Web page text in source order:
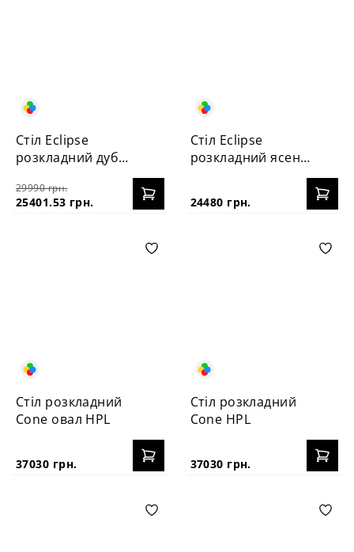
Стіл Eclipse
розкладний дуб
29990 грн.
25401.53 грн.
Стіл Eclipse
розкладний ясень
24480 грн.
Стіл розкладний
Cone овал HPL
37030 грн.
Стіл розкладний
Cone HPL
37030 грн.